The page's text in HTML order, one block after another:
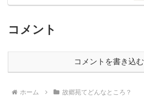
コメント
コメントを書き込む
ホーム 故郷苑てどんなところ？